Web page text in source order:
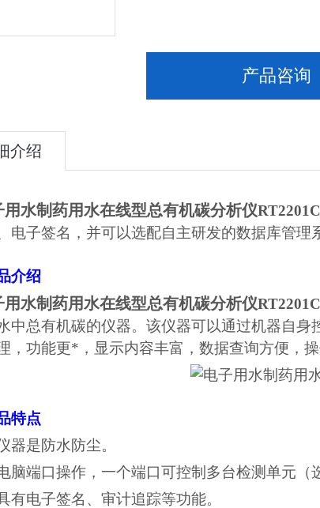
产品咨询
介绍
用水制药用水在线型总有机碳分析仪RT2201C
电子签名， 并可以选配自主研发的数据库管理
介绍
用水制药用水在线型总有机碳分析仪RT2201C
中总有机碳的仪器。该仪器可以通过机器自
，功能更*，显示内容丰富，数据查询方便，操
特点
器是防水防尘。
脑端口操作，一个端口可控制多台检测单元 （
有电子签名、审计追踪等功能。